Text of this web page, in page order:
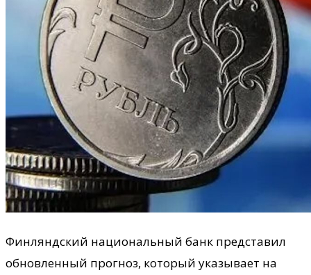
Финляндский национальный банк представил
обновленный прогноз, который указывает на